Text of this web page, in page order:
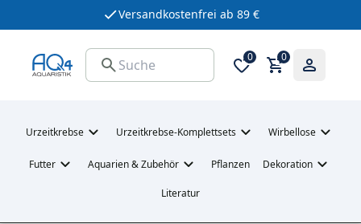
Versandkostenfrei ab 89 €
0 0
Urzeitkrebse Urzeitkrebse-Komplettsets Wirbellose
Futter Aquarien & Zubehör Pflanzen Dekoration
Literatur